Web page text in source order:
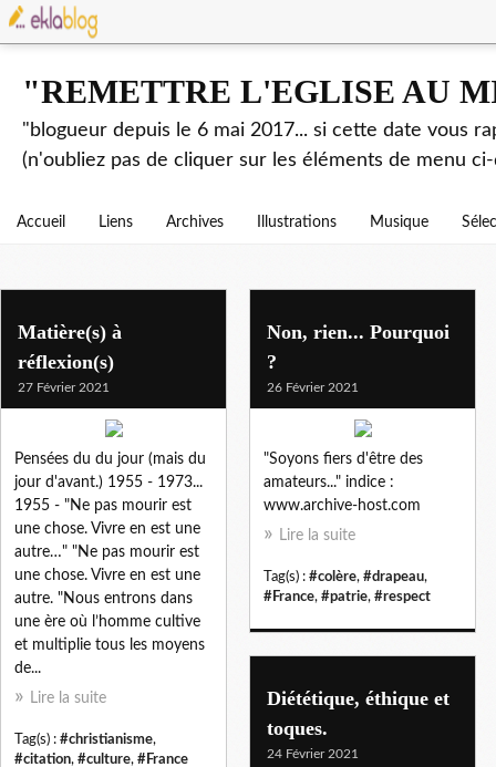
"REMETTRE L'EGLISE AU
"blogueur depuis le 6 mai 2017... si cette date vous
(n'oubliez pas de cliquer sur les éléments de menu
Accueil Liens Archives Illustrations Musique
Matière(s) à
réflexion(s)
27 Février 2021
Pensées du du jour (mais du
jour d'avant.) 1955 - 1973...
1955 - "Ne pas mourir est
une chose. Vivre en est une
autre…" "Ne pas mourir est
une chose. Vivre en est une
autre. "Nous entrons dans
une ère où l’homme cultive
et multiplie tous les moyens
de...
Lire la suite
Tag(s) : #christianisme,
#citation, #culture, #France
Non, rien... Pourquoi
?
26 Février 2021
"Soyons fiers d'être des
amateurs..." indice :
www.archive-host.com
Lire la suite
Tag(s) : #colère, #drapeau,
#France, #patrie, #respect
Diététique, éthique et
toques.
24 Février 2021